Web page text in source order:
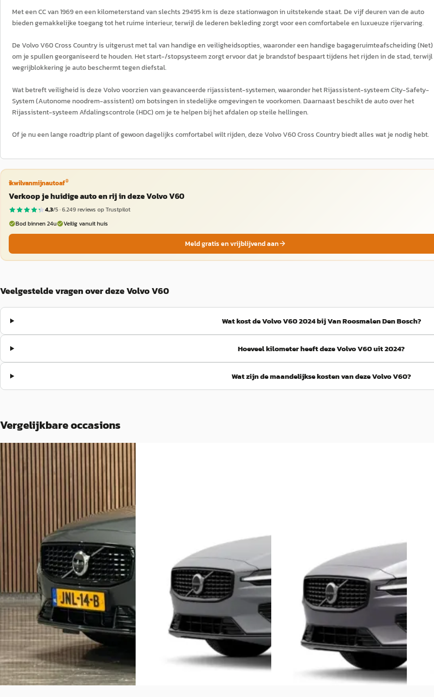
Met een CC van 1969 en een kilometerstand van slechts 29495 km is deze stationwagon in uitstekende staat. De vijf deuren van de auto
bieden gemakkelijke toegang tot het ruime interieur, terwijl de lederen bekleding zorgt voor een comfortabele en luxueuze rijervaring.
De Volvo V60 Cross Country is uitgerust met tal van handige en veiligheidsopties, waaronder een handige bagageruimteafscheiding (Net)
om je spullen georganiseerd te houden. Het start-/stopsysteem zorgt ervoor dat je brandstof bespaart tijdens het rijden in de stad, terwijl
wegrijblokkering je auto beschermt tegen diefstal.
Wat betreft veiligheid is deze Volvo voorzien van geavanceerde rijassistent-systemen, waaronder het Rijassistent-systeem City-Safety-
System (Autonome noodrem-assistent) om botsingen in stedelijke omgevingen te voorkomen. Daarnaast beschikt de auto over het
Rijassistent-systeem Afdalingscontrole (HDC) om je te helpen bij het afdalen op steile hellingen.
Of je nu een lange roadtrip plant of gewoon dagelijks comfortabel wilt rijden, deze Volvo V60 Cross Country biedt alles wat je nodig hebt.
ikwilvanmijnautoaf®
Verkoop je huidige auto en rij in deze Volvo V60
4,3/5 ·6.249reviews op Trustpilot
Bod binnen 24u
Veilig vanuit huis
Meld gratis en vrijblijvend aan
Veelgestelde vragen over deze Volvo V60
Wat kost de Volvo V60 2024 bij Van Roosmalen Den Bosch?
Hoeveel kilometer heeft deze Volvo V60 uit 2024?
Wat zijn de maandelijkse kosten van deze Volvo V60?
Vergelijkbare occasions
Volvo V60 · 2025
T8 AWD Recharge Plus Dark
€ 42.900
Boven markt
2025 · 15.518 km · Benzine · Automaat
Broekhuis Volvo Houten 4,4(140)
Bekijk aanbieding →
Vergelijk
2026 · 15 km · Plug-in hybride ·
Broekhuis Volvo Houten 4,4 140)
Bekijk aanbieding →
2026 · 15 km · Plug-in hybride ·
Broekhuis Volvo Zeist 4,4(275)
Bekijk aanbieding →